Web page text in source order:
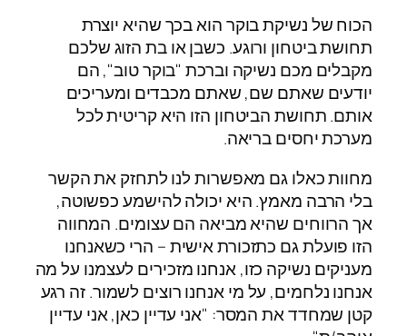
הכוח של נשיקת בוקר הוא בכך שהיא יוצרת
תחושת ביטחון ורוגע. כשבן או בת הזוג שלכם
מקבלים מכם נשיקה וברכת "בוקר טוב", הם
יודעים שאתם שם, שאתם מכבדים ומעריכים
אותם. תחושת הביטחון הזו היא קריטית לכל
מערכת יחסים בריאה.
מחוות כאלו גם מאפשרות לנו לתחזק את הקשר
בלי הרבה מאמץ. היא יכולה להישמע כפשוטה,
אך הרווחים שהיא מביאה הם עצומים. המחווה
הזו פועלת גם כתזכורת אישית – הרי כשאנחנו
מעניקים נשיקה כזו, אנחנו מזכירים לעצמנו על מה
אנחנו נלחמים, על מי אנחנו רוצים לשמור. זה רגע
קטן שמחדד את המסר: "אני עדיין כאן, אני עדיין